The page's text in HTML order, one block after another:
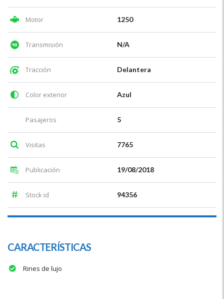
Motor 1250
Transmisión N/A
Tracción Delantera
Color exterior Azul
Pasajeros 5
Visitas 7765
Publicación 19/08/2018
Stock id 94356
CARACTERÍSTICAS
Rines de lujo